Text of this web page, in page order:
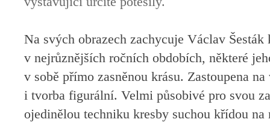
Na svých obrazech zachycuje Václav Šesták
v nejrůznějších ročních obdobích, některé
v sobě přímo zasněnou krásu. Zastoupena na
i tvorba figurální. Velmi působivé pro svou
ojedinělou techniku kresby suchou křídou na